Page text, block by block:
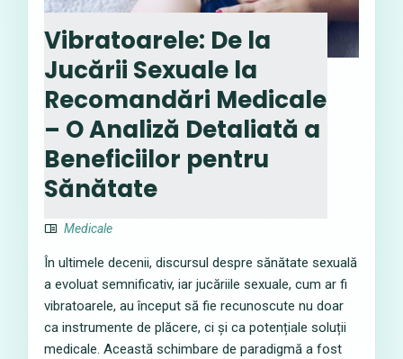
Vibratoarele: De la
Jucării Sexuale la
Recomandări Medicale
– O Analiză Detaliată a
Beneficiilor pentru
Sănătate
Medicale
În ultimele decenii, discursul despre sănătate sexuală
a evoluat semnificativ, iar jucăriile sexuale, cum ar fi
vibratoarele, au început să fie recunoscute nu doar
ca instrumente de plăcere, ci și ca potențiale soluții
medicale. Această schimbare de paradigmă a fost